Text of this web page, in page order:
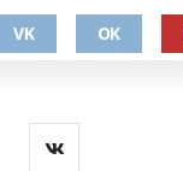
VK OK